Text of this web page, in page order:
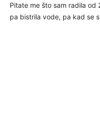
Pitate me što sam radila od
pa bistrila vode, pa kad se